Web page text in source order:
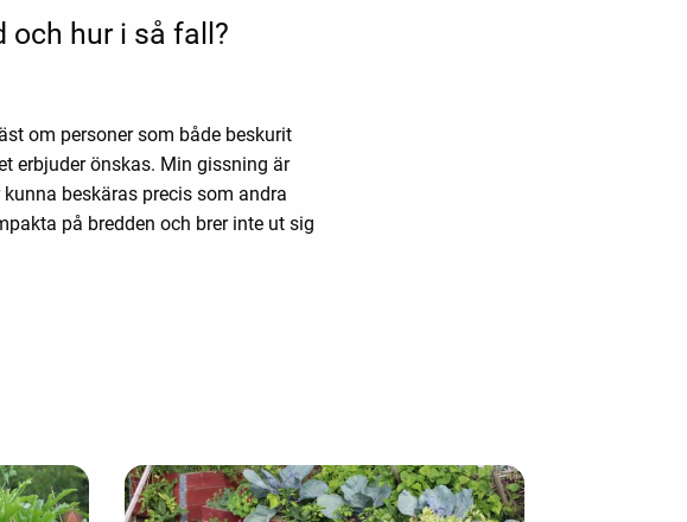
och hur i så fall?
om personer som både beskurit
erbjuder önskas. Min gissning är
beskäras precis som andra
på bredden och brer inte ut sig